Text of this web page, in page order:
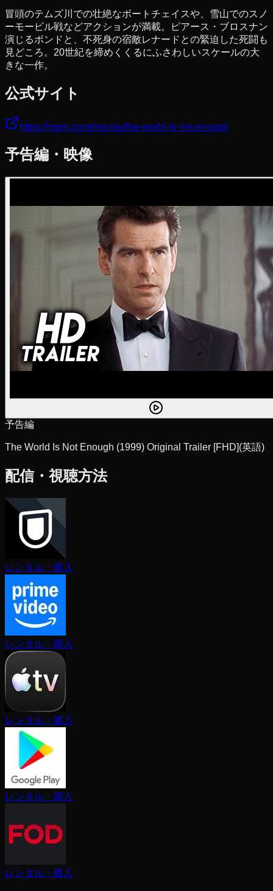
冒頭のテムズ川での壮絶なボートチェイスや、雪山でのスノ
ーモービル戦などアクションが満載。ピアース・ブロスナン
演じるボンドと、不死身の宿敵レナードとの緊迫した死闘も
見どころ。20世紀を締めくくるにふさわしいスケールの大
きな一作。
公式サイト
https://mgm.com/movies/the-world-is-not-enough
予告編・映像
予告編
The World Is Not Enough (1999) Original Trailer [FHD](英語)
配信・視聴方法
レンタル・購入
レンタル・購入
レンタル・購入
レンタル・購入
レンタル・購入